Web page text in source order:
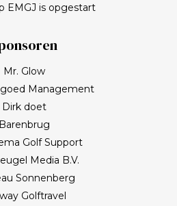
EMGJ is opgestart
Mr. Glow
Management
Dirk doet
Barenbrug
Golf Support
Media B.V.
Sonnenberg
Golftravel